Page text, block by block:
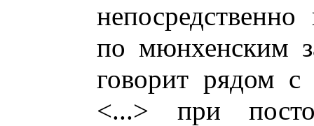
по мюнхенским
говорит рядом
<...> при